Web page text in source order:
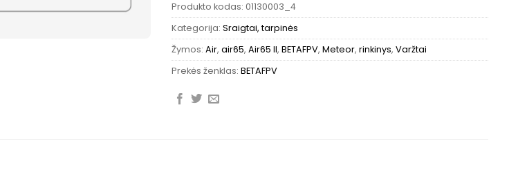
Produkto kodas: 01130003_4
Kategorija: Sraigtai, tarpinės
Žymos: Air, air65, Air65 II, BETAFPV, Meteor, rinkinys, Varžtai
Prekės ženklas: BETAFPV